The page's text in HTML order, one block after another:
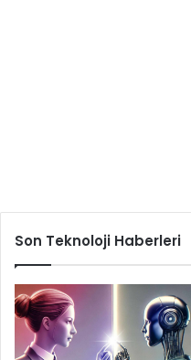
Son Teknoloji Haberleri